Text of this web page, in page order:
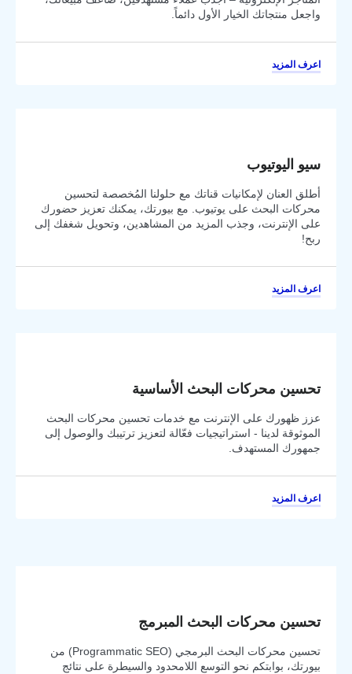
واجعل منتجاتك الخيار الأول دائماً.
اعرف المزيد
سيو اليوتيوب
أطلق العنان لإمكانيات قناتك مع حلولنا المُخصصة لتحسين
محركات البحث على يوتيوب. مع بيورتك، يمكنك تعزيز حضورك
على الإنترنت، وجذب المزيد من المشاهدين، وتحويل شغفك إلى
ربح!
اعرف المزيد
تحسين محركات البحث الأساسية
عزز ظهورك على الإنترنت مع خدمات تحسين محركات البحث
الموثوقة لدينا - استراتيجيات فعّالة لتعزيز ترتيبك والوصول إلى
جمهورك المستهدف.
اعرف المزيد
تحسين محركات البحث المبرمج
تحسين محركات البحث البرمجي (Programmatic SEO) من
بيورتك، بوابتكم نحو التوسع اللامحدود والسيطرة على نتائج